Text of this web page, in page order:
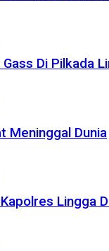
Di Pilkada
Meninggal Dunia
Lingga